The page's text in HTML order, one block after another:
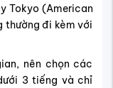
Tokyo (American
thường đi kèm với
nên chọn các
3 tiếng và chỉ